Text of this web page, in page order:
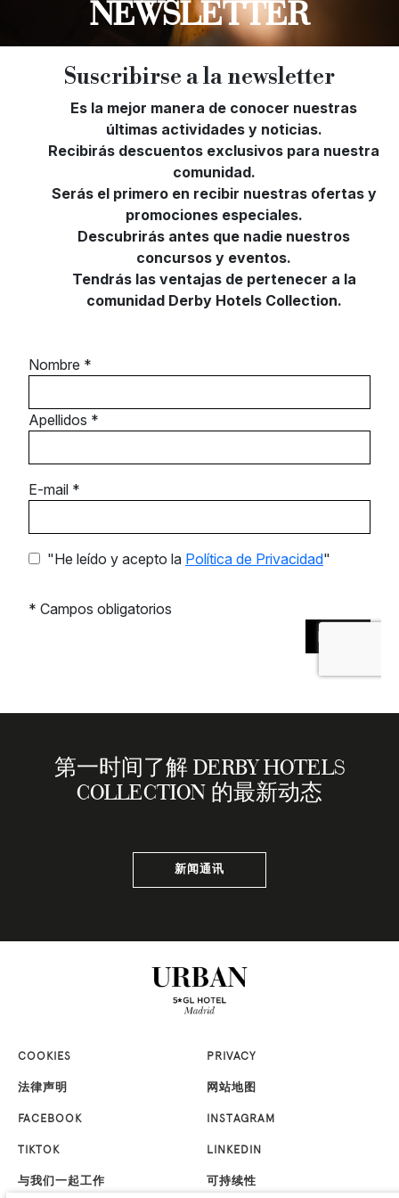
NEWSLETTER
第一时间了解 DERBY HOTELS
COLLECTION 的最新动态
新闻通讯
COOKIES PRIVACY
法律声明 网站地图
FACEBOOK INSTAGRAM
TIKTOK LINKEDIN
与我们一起工作 可持续性